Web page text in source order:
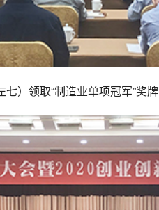
）领取“制造业单项冠军”奖牌